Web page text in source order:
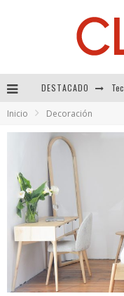
DESTACADO
Inicio Decoración